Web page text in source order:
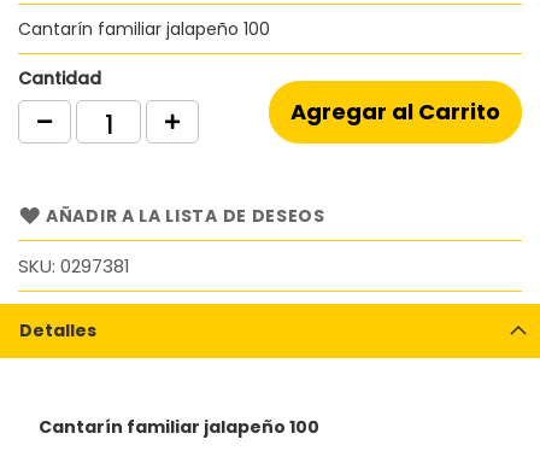
Cantarín familiar jalapeño 100
Cantidad
Agregar al Carrito
AÑADIR A LA LISTA DE DESEOS
SKU 0297381
la
de
imágenes
Detalles
Cantarín familiar jalapeño 100